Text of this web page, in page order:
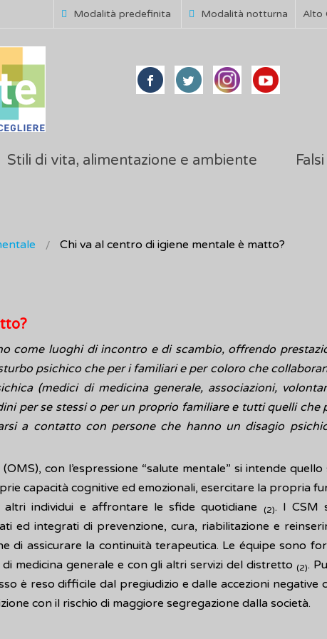
Modalità predefinita Modalità notturna Alto
Stili di vita, alimentazione e ambiente
Chi va al centro di igiene mentale è matto?
come luoghi di incontro e di scambio, offrendo
psichico che per i familiari e per coloro che
(medici di medicina generale, associazioni,
per se stessi o per un proprio familiare e tutti quelli che
a contatto con persone che hanno un disagio
con l’espressione “salute mentale” si intende
capacità cognitive ed emozionali, esercitare la propria
individui e affrontare le sfide quotidiane
(2). I CSM
ed integrati di prevenzione, cura, riabilitazione e
di assicurare la continuità terapeutica. Le équipe sono
medicina generale e con gli altri servizi del distretto (2).
è reso difficile dal pregiudizio e dalle accezioni negative
con il rischio di maggiore segregazione dalla società.